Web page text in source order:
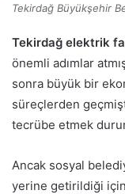
Tekirdağ Büyükşehir
Tekirdağ elektrik
önemli adımlar
sonra büyük bir
süreçlerden
tecrübe etmek
Ancak sosyal
yerine getirildiği için